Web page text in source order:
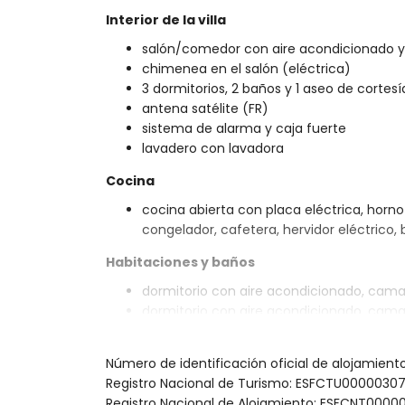
Interior de la villa
salón/comedor con aire acondicionado
chimenea en el salón (eléctrica)
3 dormitorios, 2 baños y 1 aseo de
antena satélite (FR)
sistema de alarma y caja fuerte
lavadero con lavadora
Cocina
cocina abierta con placa eléctrica,
congelador, cafetera, hervidor eléctrico,
Habitaciones y baños
dormitorio con aire acondicionado,
dormitorio con aire acondicionado,
baño con lavabo individual, combinación
Número de identificación oficial de
Registro Nacional de Turismo: